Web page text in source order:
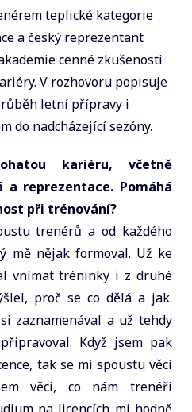
teplické kategorie
a český reprezentant
cenné zkušenosti
V rozhovoru popisuje
letní přípravy i
do nadcházející sezóny.
kariéru, včetně
a reprezentace. Pomáhá
při trénování?
trenérů a od každého
mě nějak formoval. Už ke
vnímat tréninky i z druhé
proč se co dělá a jak.
zaznamenával a už tehdy
Když jsem pak
tak se mi spoustu věcí
věci, co nám trenéři